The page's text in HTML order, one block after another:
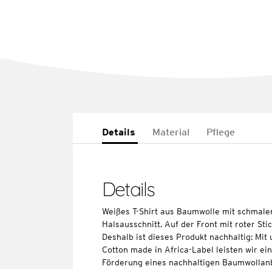
Details Material Pflege
Details
Weißes T-Shirt aus Baumwolle mit
Halsausschnitt. Auf der Front mit roter
Deshalb ist dieses Produkt nachhaltig: Mit
Cotton made in Africa-Label leisten wir
Förderung eines nachhaltigen